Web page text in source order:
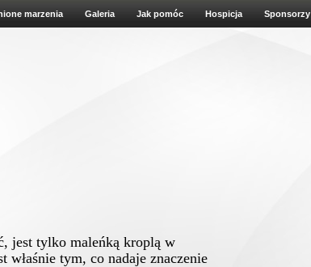
marzenia Galeria Jak pomóc Hospicja Sponsorzy
jest tylko maleńką kroplą w
właśnie tym, co nadaje znaczenie